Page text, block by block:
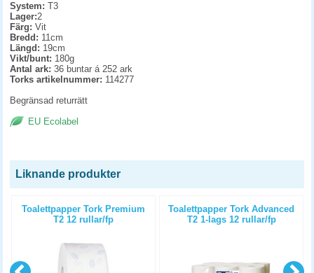
System: T3
Lager:2
Färg: Vit
Bredd: 11cm
Längd: 19cm
Vikt/bunt: 180g
Antal ark: 36 buntar á 252 ark
Torks artikelnummer: 114277
Begränsad returrätt
EU Ecolabel
Liknande produkter
Toalettpapper Tork Premium
T2 12 rullar/fp
Toalettpapper Tork Advanced
T2 1-lags 12 rullar/fp